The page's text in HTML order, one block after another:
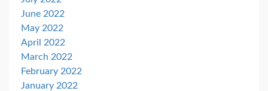
June 2022
May 2022
April 2022
March 2022
February 2022
January 2022